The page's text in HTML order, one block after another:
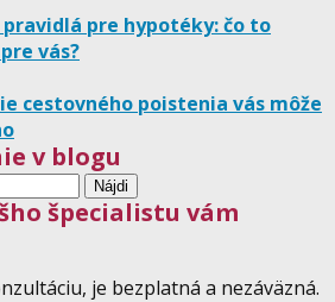
pravidlá pre hypotéky: čo to
vás?
cestovného poistenia vás môže
v blogu
špecialistu vám
je bezplatná a nezáväzná.